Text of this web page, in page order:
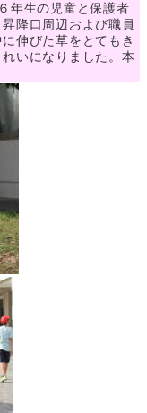
生の児童と保護者
降口周辺および職員
伸びた草をとてもき
いになりました。本